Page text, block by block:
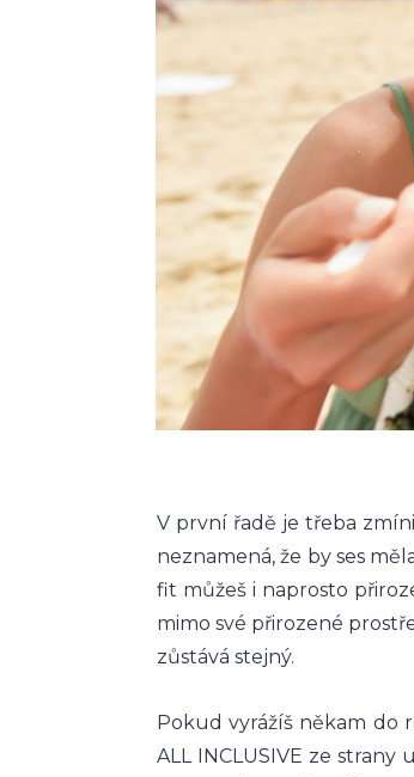
V první řadě je třeba
neznamená, že by ses
fit můžeš i naprosto
mimo své přirozené
zůstává stejný.
Pokud vyrážíš někam do
ALL INCLUSIVE ze